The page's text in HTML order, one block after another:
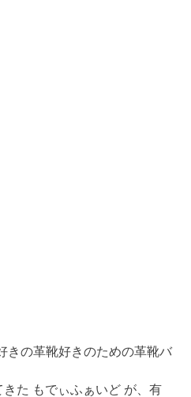
きの革靴好きのための革靴バ
た もでぃふぁいど が、有